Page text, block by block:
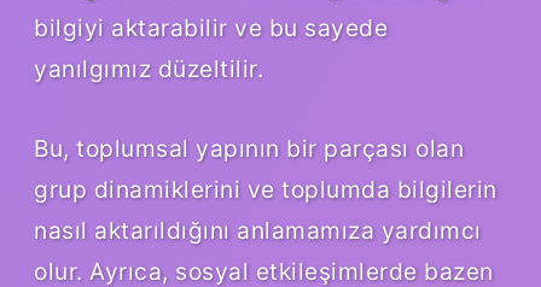
bilgiyi aktarabilir ve bu sayede
yanılgımız düzeltilir.
Bu, toplumsal yapının bir parçası olan
grup dinamiklerini ve toplumda bilgilerin
nasıl aktarıldığını anlamamıza yardımcı
olur. Ayrıca, sosyal etkileşimlerde bazen